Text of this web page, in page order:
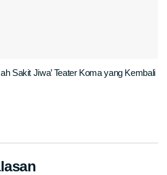
Sakit Jiwa’ Teater Koma yang Kembali